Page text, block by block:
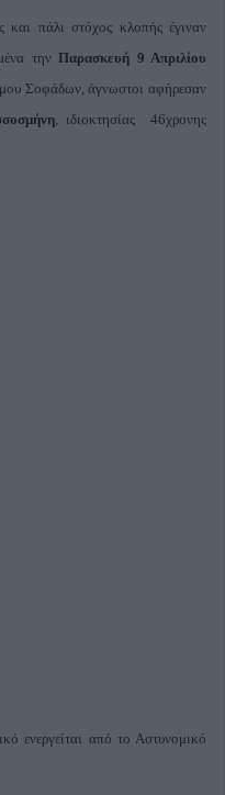
και πάλι στόχος κλοπής έγιναν
τηνΠαρασκευή 9 Απριλίου
Σοφάδων, άγνωστοι αφήρεσαν
, ιδιοκτησίας 46χρονης
ενεργείται από το Αστυνομικό